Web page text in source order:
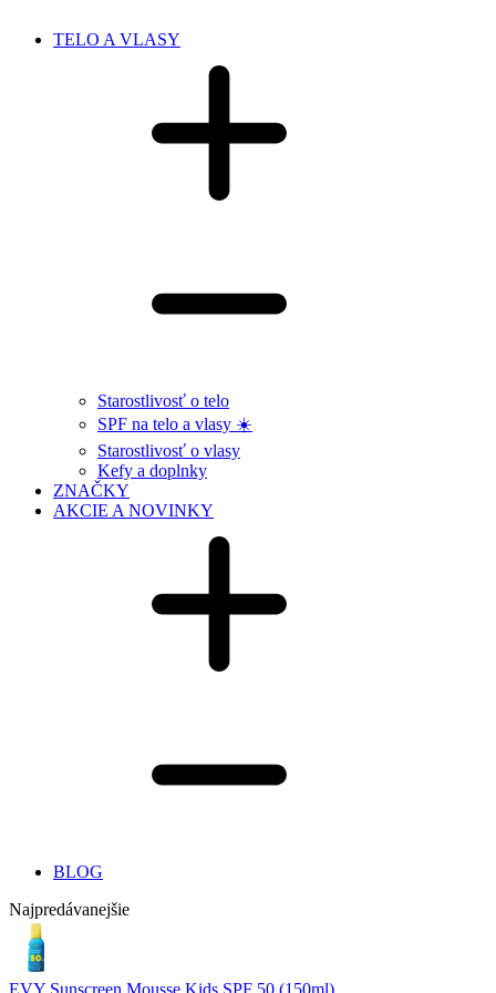
TELO A VLASY
Starostlivosť o telo
SPF na telo a vlasy ☀️
Starostlivosť o vlasy
Kefy a doplnky
ZNAČKY
AKCIE A NOVINKY
BLOG
Najpredávanejšie
EVY Sunscreen Mousse Kids SPF 50 (150ml)